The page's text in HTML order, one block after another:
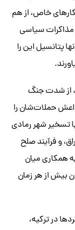
خاص، از هم
مذاکرات سیاسی
پتانسیل این را
از شدت جنگ
حملات‌شان را
تسخیر شهر رمادی
و فرآیند صلح
همکاری میان
بیش از هر زمان
در ترکیه،